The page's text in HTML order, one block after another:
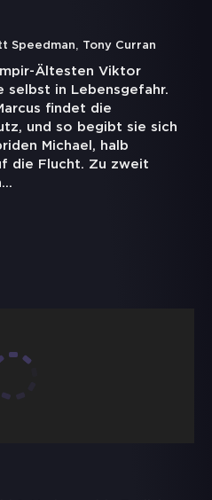
Speedman, Tony Curran
Ältesten Viktor
in Lebensgefahr.
findet die
und so begibt sie sich
Michael, halb
die Flucht. Zu zweit
...